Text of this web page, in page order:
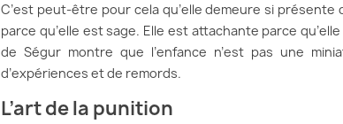
C’est peut-être pour cela qu’elle demeure si présente
parce qu’elle est sage. Elle est attachante parce
de Ségur montre que l’enfance n’est pas une
d’expériences et de remords.
L’art de la punition